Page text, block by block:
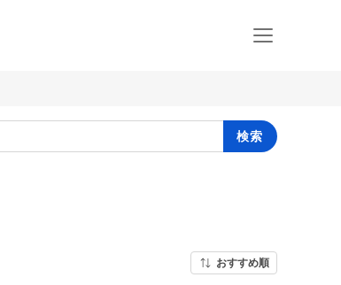
検索
おすすめ順